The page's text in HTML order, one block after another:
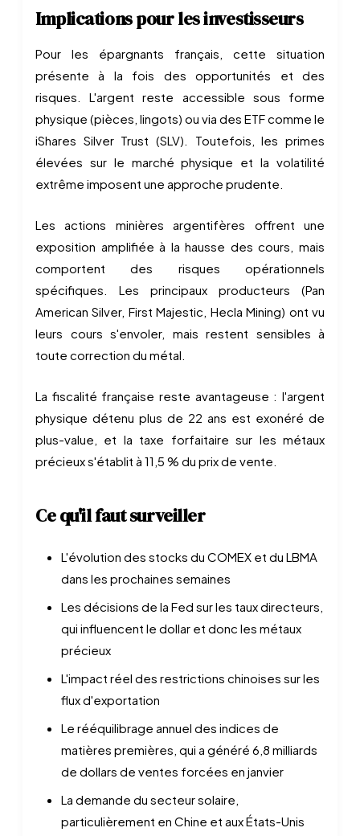
Implications pour les investisseurs
Pour les épargnants français, cette situation
présente à la fois des opportunités et des
risques. L'argent reste accessible sous forme
physique (pièces, lingots) ou via des ETF comme le
iShares Silver Trust (SLV). Toutefois, les primes
élevées sur le marché physique et la volatilité
extrême imposent une approche prudente.
Les actions minières argentifères offrent une
exposition amplifiée à la hausse des cours, mais
comportent des risques opérationnels
spécifiques. Les principaux producteurs (Pan
American Silver, First Majestic, Hecla Mining) ont vu
leurs cours s'envoler, mais restent sensibles à
toute correction du métal.
La fiscalité française reste avantageuse : l'argent
physique détenu plus de 22 ans est exonéré de
plus-value, et la taxe forfaitaire sur les métaux
précieux s'établit à 11,5 % du prix de vente.
Ce qu'il faut surveiller
L'évolution des stocks du COMEX et du LBMA
dans les prochaines semaines
Les décisions de la Fed sur les taux directeurs,
qui influencent le dollar et donc les métaux
précieux
L'impact réel des restrictions chinoises sur les
flux d'exportation
Le rééquilibrage annuel des indices de
matières premières, qui a généré 6,8 milliards
de dollars de ventes forcées en janvier
La demande du secteur solaire,
particulièrement en Chine et aux États-Unis